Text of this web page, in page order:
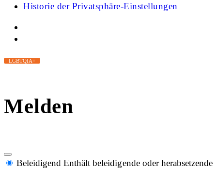
Historie der Privatsphäre-Einstellungen
LGBTQIA+
Melden
Beleidigend Enthält beleidigende oder herabsetzende